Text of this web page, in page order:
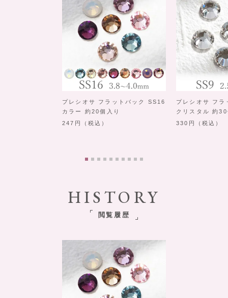
プレシオサ フラットバック SS16
カラー 約20個入り
247
（税込）
プレシオサ フ
クリスタル 約
330
（税込）
HISTORY
閲覧履歴